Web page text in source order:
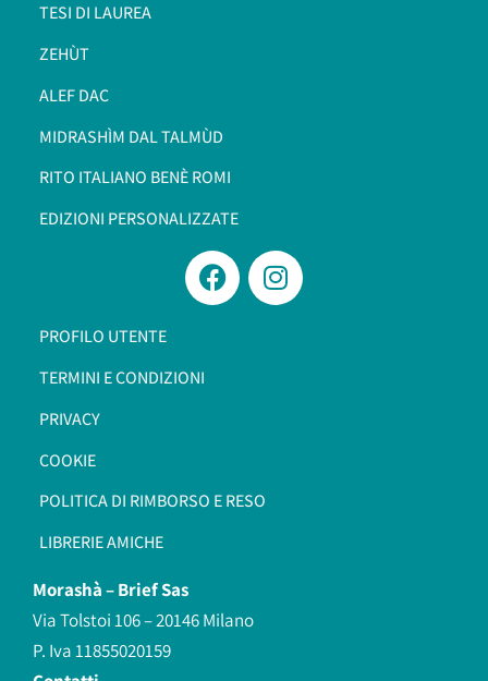
TESI DI LAUREA
ZEHÙT
ALEF DAC
MIDRASHÌM DAL TALMÙD
RITO ITALIANO BENÈ ROMI​
EDIZIONI PERSONALIZZATE
PROFILO UTENTE
TERMINI E CONDIZIONI
PRIVACY
COOKIE
POLITICA DI RIMBORSO E RESO
LIBRERIE AMICHE
Morashà –Brief Sas
Via Tolstoi 106 – 20146 Milano
P. Iva 11855020159